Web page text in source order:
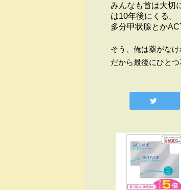
みんなも首は大切
は10年後にくる。
多分甲状腺とか
そう、俺は薬がな
だから最後にひとつ